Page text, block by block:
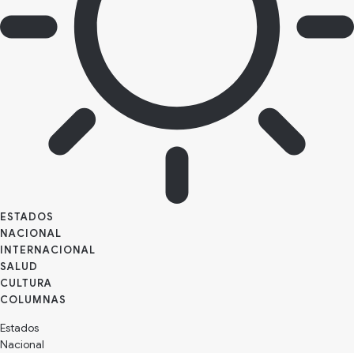
ESTADOS
NACIONAL
INTERNACIONAL
SALUD
CULTURA
Estados
Nacional